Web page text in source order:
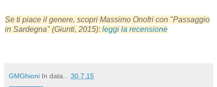
Se ti piace il genere, scopri Massimo Onofri con "Passaggio
in Sardegna" (Giunti, 2015): leggi la recensione
GMGhioni In data... 30.7.15